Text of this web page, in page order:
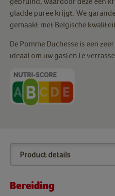
gladde puree krijgt. We
gemaakt met Belgische
De Pomme Duchesse is een
ideaal om uw gasten te
Bereiding